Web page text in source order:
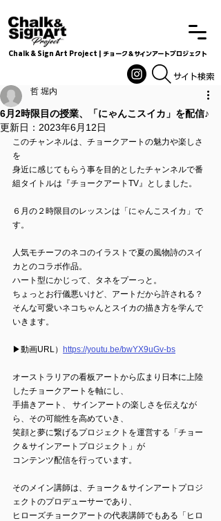
Chalk & Sign Art Project | チョーク＆サインアートプロジェクト
​​​サイト検索
6月2時限目の授業、「にゃんこスイカ」を配信♪
哲 堀内
更新日： 2023年6月12日
このチャンネルは、チョークアートの魅力や楽しさ
を
身近に感じてもらう事を目的としたチャンネルで番
組タイトルは『チョークアートTV』としました。
６月の２時限目のレッスンは「にゃんこスイカ」で
す。
人気モチーフのネコのイラストで夏の風物詩のスイ
カとのコラボ作品。
ハート型にかじって、タネをプーっと。
ちょっとお行儀悪いけど、アートだから許される？
そんな可愛いネコちゃんとスイカの描き方を学んで
いきます。
▶動画URL） https://youtu.be/bwYX9uGv-bs
オーストラリアの看板アートから広まり日本に上陸
したチョークアートを軸にし、
手描きアート、 サインアートの楽しさを伝えなが
ら、その可能性を高めていき、
笑顔と夢に繋げるプロジェクトを運営する「チョー
ク＆サインアートプロジェクト」が
コンテンツ配信を行っています。
そのメイン講師は、チョーク＆サインアートプロジ
ェクトのプロデューサーであり、
ヒローズチョークアートの代表講師でもある「ヒロ